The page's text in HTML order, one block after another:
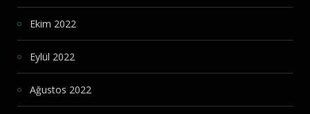
Ekim 2022
Eylül 2022
Ağustos 2022